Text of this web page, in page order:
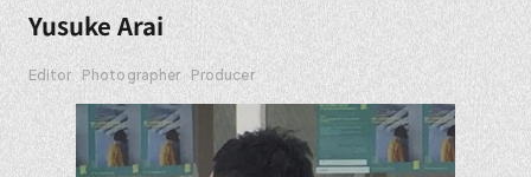
Yusuke Arai
Editor Photographer Producer